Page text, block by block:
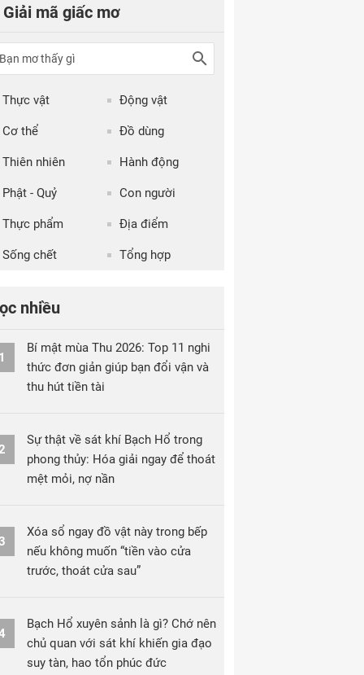
Giải mã giấc mơ
Thực vật Động vật
Cơ thể Đồ dùng
Thiên nhiên Hành động
Phật - Quỷ Con người
Thực phẩm Địa điểm
Sống chết Tổng hợp
nhiều
Bí mật mùa Thu 2026: Top 11 nghi
thức đơn giản giúp bạn đổi vận và
thu hút tiền tài
Sự thật về sát khí Bạch Hổ trong
phong thủy: Hóa giải ngay để thoát
mệt mỏi, nợ nần
Xóa sổ ngay đồ vật này trong bếp
nếu không muốn “tiền vào cửa
trước, thoát cửa sau”
Bạch Hổ xuyên sảnh là gì? Chớ nên
chủ quan với sát khí khiến gia đạo
suy tàn, hao tổn phúc đức